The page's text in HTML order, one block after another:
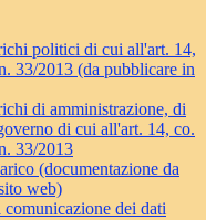
politici di cui all'art. 14,
33/2013 (da pubblicare in
di amministrazione, di
di cui all'art. 14, co.
33/2013
(documentazione da
web)
comunicazione dei dati